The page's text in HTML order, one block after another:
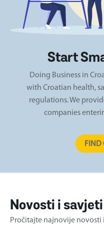
Start
Doing Business in
with Croatian health,
regulations. We
companies
FIND
Novosti i savjeti
Pročitajte najnovije novosti